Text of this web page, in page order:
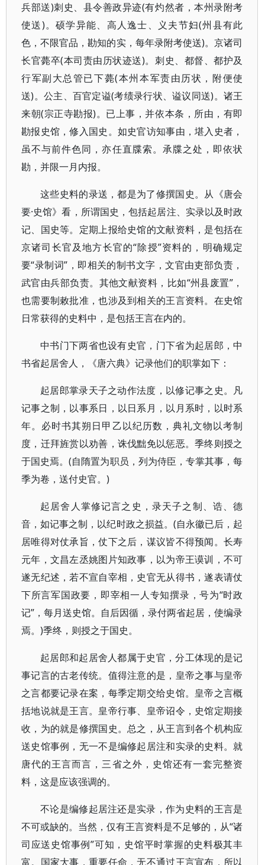
兵部送)刺史、县令善政异迹(有灼然者，本州录附考
使送)。硕学异能、高人逸士、义夫节妇(州县有此
色，不限官品，勘知的实，每年录附考使送)。京诸司
长官薨卒(本司责由历状迹送)。刺史、都督、都护及
行军副大总管已下薨(本州本军责由历状，附便使
送)。公主、百官定谥(考绩录行状、谥议同送)。诸王
来朝(宗正寺勘报)。已上事，并依本条，所由，有即
勘报史馆，修入国史。如史官访知事由，堪入史者，
虽不与前件色同，亦任直牒索。承牒之处，即依状
勘，并限一月内报。
这些史料的录送，都是为了修撰国史。从《唐会
要·史馆》看，所谓国史，包括起居注、实录以及时政
记、国史等。定期上报给史馆的文献资料，是包括在
京诸司长官及地方长官的“除授”资料的，明确规定
要“录制词”，即相关的制书文字，文官由吏部负责，
武官由兵部负责。其他文献资料，比如“州县废置”，
也需要制敕批准，也涉及到相关的王言资料。在史馆
日常获得的史料中，是包括王言在内的。
中书门下两省也设有史官，门下省为起居郎，中
书省起居舍人，《唐六典》记录他们的职掌如下：
起居郎掌录天子之动作法度，以修记事之史。凡
记事之制，以事系日，以日系月，以月系时，以时系
年。必时书其朔日甲乙以纪历数，典礼文物以考制
度，迁拜旌赏以劝善，诛伐黜免以惩恶。季终则授之
于国史焉。(自隋置为职员，列为侍臣，专掌其事，每
季为卷，送付史官。)
起居舍人掌修记言之史，录天子之制、诰、德
音，如记事之制，以纪时政之损益。(自永徽已后，起
居唯得对仗承旨，仗下之后，谋议皆不得预闻。长寿
元年，文昌左丞姚图片知政事，以为帝王谟训，不可
遂无纪述，若不宣自宰相，史官无从得书，遂表请仗
下所言军国政要，即宰相一人专知撰录，号为“时政
记”，每月送史馆。自后因循，录付两省起居，使编录
焉。)季终，则授之于国史。
起居郎和起居舍人都属于史官，分工体现的是记
事记言的古老传统。值得注意的是，皇帝之事与皇帝
之言都要记录在案，每季定期交给史馆。皇帝之言概
括地说就是王言。皇帝行事、皇帝诏令，史馆定期接
收，为的就是修撰国史。总之，从王言到各个机构应
送史馆事例，无一不是编修起居注和实录的史料。就
唐代的王言而言，三省之外，史馆还有一套完整资
料，这是应该强调的。
不论是编修起居注还是实录，作为史料的王言是
不可或缺的。当然，仅有王言资料是不足够的，从“诸
司应送史馆事例”可知，史馆平时掌握的史料极其丰
富。国家大事，重要任命，无不通过王言宣布，所以